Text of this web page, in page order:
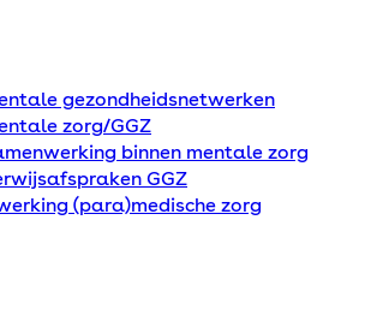
gezondheidsnetwerken
zorg/GGZ
binnen mentale zorg
GGZ
(para)medische zorg